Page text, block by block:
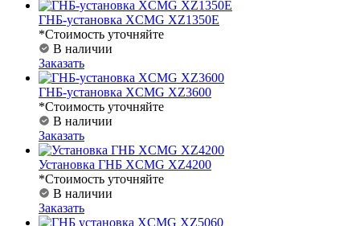
ГНБ-установка XCMG XZ1350E
*Стоимость уточняйте
В наличии
Заказать
ГНБ-установка XCMG XZ3600
*Стоимость уточняйте
В наличии
Заказать
Установка ГНБ XCMG XZ4200
*Стоимость уточняйте
В наличии
Заказать